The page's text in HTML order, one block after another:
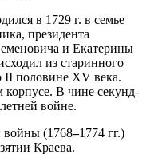
в 1729 г. в семье
президента
и Екатерины
из старинного
II половине XV века.
В чине секунд-
войне.
войны (1768–1774 гг.)
Краева.